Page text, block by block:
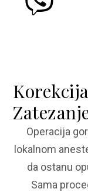
Operacija
lokalnom
da ostanu
Sama